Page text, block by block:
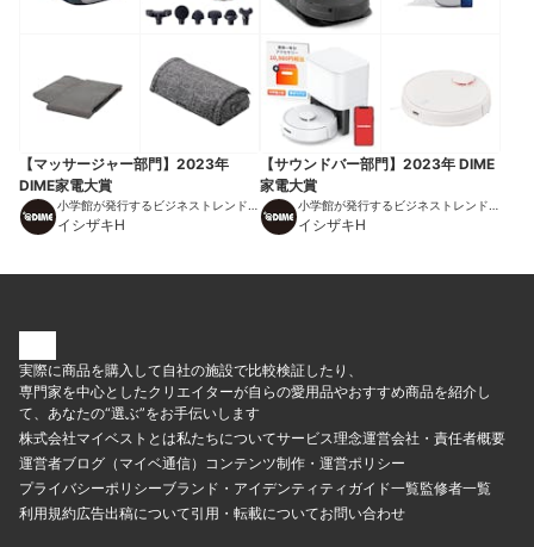
【マッサージャー部門】2023年
DIME家電大賞
小学館が発行するビジネストレンドマ
ガジン
イシザキH
【サウンドバー部門】2023年 DIME
家電大賞
小学館が発行するビジネストレンドマ
ガジン
イシザキH
実際に商品を購入して自社の施設で比較検証したり、
専門家を中心としたクリエイターが自らの愛用品やおすすめ商品を紹介し
て、あなたの“選ぶ”をお手伝いします
株式会社マイベストとは私たちについてサービス理念運営会社・責任者概要
運営者ブログ（マイベ通信） コンテンツ制作・運営ポリシー
プライバシーポリシーブランド・アイデンティティ ガイド一覧監修者一覧
利用規約広告出稿について引用・転載についてお問い合わせ